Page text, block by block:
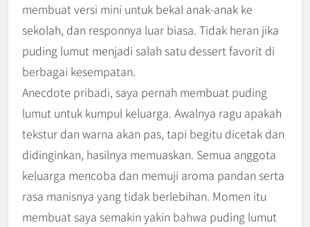
membuat versi mini untuk bekal anak-anak ke
sekolah, dan responnya luar biasa. Tidak heran jika
puding lumut menjadi salah satu dessert favorit di
berbagai kesempatan.
Anecdote pribadi, saya pernah membuat puding
lumut untuk kumpul keluarga. Awalnya ragu apakah
tekstur dan warna akan pas, tapi begitu dicetak dan
didinginkan, hasilnya memuaskan. Semua anggota
keluarga mencoba dan memuji aroma pandan serta
rasa manisnya yang tidak berlebihan. Momen itu
membuat saya semakin yakin bahwa puding lumut